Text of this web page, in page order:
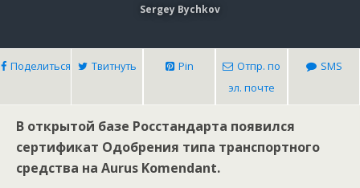
Sergey Bychkov
Поделиться Твитнуть Pin
Отпр. по
эл. почте
SMS
В открытой базе Росстандарта появился
сертификат Одобрения типа транспортного
средства на Aurus Komendant.